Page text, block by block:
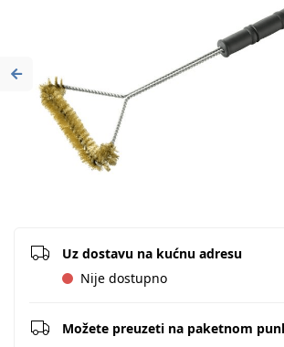
Previous
Uz dostavu na kućnu adresu
Nije dostupno
Možete preuzeti na paketnom